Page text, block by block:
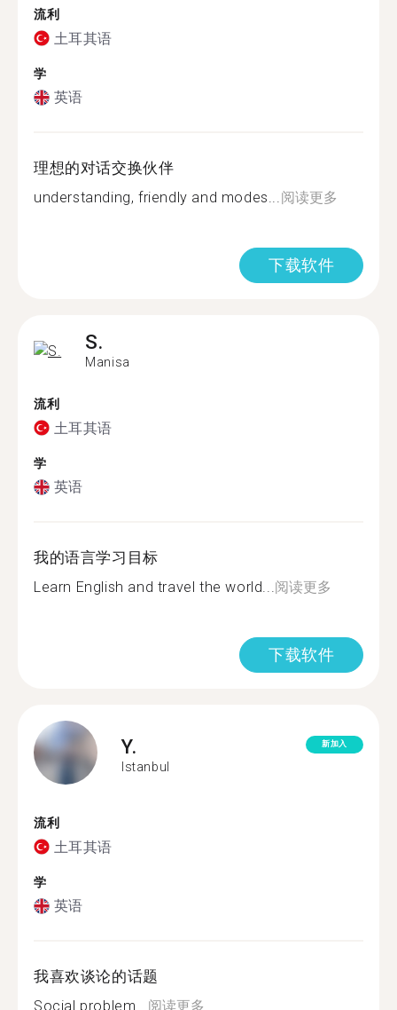
流利
土耳其语
学
英语
理想的对话交换伙伴
understanding, friendly and modes...阅读更多
下载软件
S.
Manisa
流利
土耳其语
学
英语
我的语言学习目标
Learn English and travel the world...阅读更多
下载软件
Y.
Istanbul
新加入
流利
土耳其语
学
英语
我喜欢谈论的话题
Social problem... 阅读更多